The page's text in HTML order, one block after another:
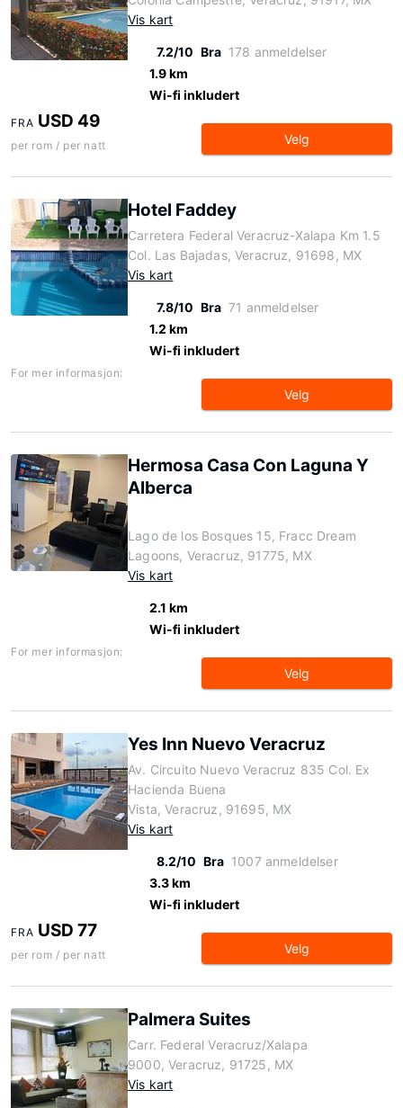
Vis kart
7.2/10 Bra 178 anmeldelser
1.9 km
Wi-fi inkludert
FRA USD 49
per rom / per natt Velg
Hotel Faddey
Carretera Federal Veracruz-Xalapa Km 1.5
Col. Las Bajadas, Veracruz, 91698, MX
Vis kart
7.8/10 Bra 71 anmeldelser
1.2 km
Wi-fi inkludert
For mer informasjon:
Velg
Hermosa Casa Con Laguna Y
Alberca
Lago de los Bosques 15, Fracc Dream
Lagoons, Veracruz, 91775, MX
Vis kart
2.1 km
Wi-fi inkludert
For mer informasjon:
Velg
Yes Inn Nuevo Veracruz
Av. Circuito Nuevo Veracruz 835 Col. Ex
Hacienda Buena
Vista, Veracruz, 91695, MX
Vis kart
8.2/10 Bra 1007 anmeldelser
3.3 km
Wi-fi inkludert
FRA USD 77
per rom / per natt Velg
Palmera Suites
Carr. Federal Veracruz/Xalapa
9000, Veracruz, 91725, MX
Vis kart